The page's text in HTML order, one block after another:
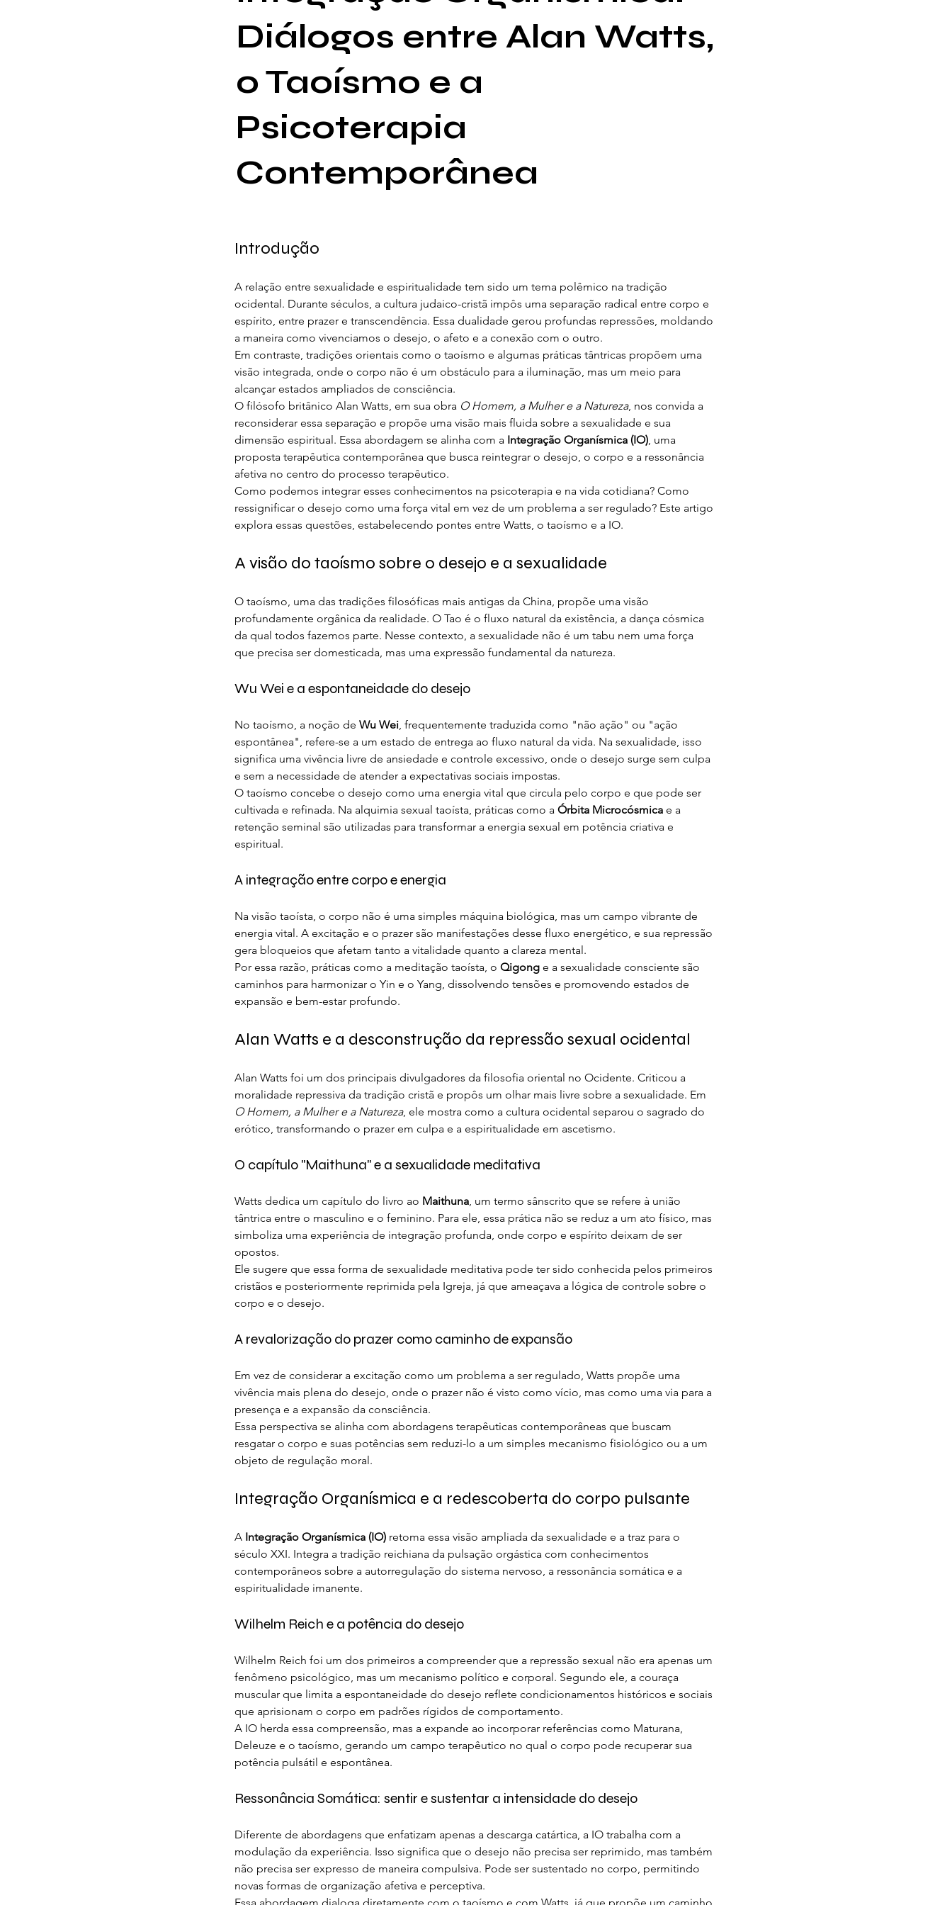
Diálogos entre Alan Watts,
o Taoísmo e a
Psicoterapia
Contemporânea
Introdução
A relação entre sexualidade e espiritualidade tem sido um tema polêmico na tradição
ocidental. Durante séculos, a cultura judaico-cristã impôs uma separação radical entre corpo e
espírito, entre prazer e transcendência. Essa dualidade gerou profundas repressões, moldando
a maneira como vivenciamos o desejo, o afeto e a conexão com o outro.
Em contraste, tradições orientais como o taoísmo e algumas práticas tântricas propõem uma
visão integrada, onde o corpo não é um obstáculo para a iluminação, mas um meio para
alcançar estados ampliados de consciência.
O filósofo britânico Alan Watts, em sua obra O Homem, a Mulher e a Natureza, nos convida a
reconsiderar essa separação e propõe uma visão mais fluida sobre a sexualidade e sua
dimensão espiritual. Essa abordagem se alinha com a Integração Organísmica (IO), uma
proposta terapêutica contemporânea que busca reintegrar o desejo, o corpo e a ressonância
afetiva no centro do processo terapêutico.
Como podemos integrar esses conhecimentos na psicoterapia e na vida cotidiana? Como
ressignificar o desejo como uma força vital em vez de um problema a ser regulado? Este artigo
explora essas questões, estabelecendo pontes entre Watts, o taoísmo e a IO.
A visão do taoísmo sobre o desejo e a sexualidade
O taoísmo, uma das tradições filosóficas mais antigas da China, propõe uma visão
profundamente orgânica da realidade. O Tao é o fluxo natural da existência, a dança cósmica
da qual todos fazemos parte. Nesse contexto, a sexualidade não é um tabu nem uma força
que precisa ser domesticada, mas uma expressão fundamental da natureza.
Wu Wei e a espontaneidade do desejo
No taoísmo, a noção de Wu Wei, frequentemente traduzida como "não ação" ou "ação
espontânea", refere-se a um estado de entrega ao fluxo natural da vida. Na sexualidade, isso
significa uma vivência livre de ansiedade e controle excessivo, onde o desejo surge sem culpa
e sem a necessidade de atender a expectativas sociais impostas.
O taoísmo concebe o desejo como uma energia vital que circula pelo corpo e que pode ser
cultivada e refinada. Na alquimia sexual taoísta, práticas como a Órbita Microcósmica e a
retenção seminal são utilizadas para transformar a energia sexual em potência criativa e
espiritual.
A integração entre corpo e energia
Na visão taoísta, o corpo não é uma simples máquina biológica, mas um campo vibrante de
energia vital. A excitação e o prazer são manifestações desse fluxo energético, e sua repressão
gera bloqueios que afetam tanto a vitalidade quanto a clareza mental.
Por essa razão, práticas como a meditação taoísta, o Qigong e a sexualidade consciente são
caminhos para harmonizar o Yin e o Yang, dissolvendo tensões e promovendo estados de
expansão e bem-estar profundo.
Alan Watts e a desconstrução da repressão sexual ocidental
Alan Watts foi um dos principais divulgadores da filosofia oriental no Ocidente. Criticou a
moralidade repressiva da tradição cristã e propôs um olhar mais livre sobre a sexualidade. Em
O Homem, a Mulher e a Natureza, ele mostra como a cultura ocidental separou o sagrado do
erótico, transformando o prazer em culpa e a espiritualidade em ascetismo.
O capítulo "Maithuna" e a sexualidade meditativa
Watts dedica um capítulo do livro ao Maithuna, um termo sânscrito que se refere à união
tântrica entre o masculino e o feminino. Para ele, essa prática não se reduz a um ato físico, mas
simboliza uma experiência de integração profunda, onde corpo e espírito deixam de ser
opostos.
Ele sugere que essa forma de sexualidade meditativa pode ter sido conhecida pelos primeiros
cristãos e posteriormente reprimida pela Igreja, já que ameaçava a lógica de controle sobre o
corpo e o desejo.
A revalorização do prazer como caminho de expansão
Em vez de considerar a excitação como um problema a ser regulado, Watts propõe uma
vivência mais plena do desejo, onde o prazer não é visto como vício, mas como uma via para a
presença e a expansão da consciência.
Essa perspectiva se alinha com abordagens terapêuticas contemporâneas que buscam
resgatar o corpo e suas potências sem reduzi-lo a um simples mecanismo fisiológico ou a um
objeto de regulação moral.
Integração Organísmica e a redescoberta do corpo pulsante
A Integração Organísmica (IO) retoma essa visão ampliada da sexualidade e a traz para o
século XXI. Integra a tradição reichiana da pulsação orgástica com conhecimentos
contemporâneos sobre a autorregulação do sistema nervoso, a ressonância somática e a
espiritualidade imanente.
Wilhelm Reich e a potência do desejo
Wilhelm Reich foi um dos primeiros a compreender que a repressão sexual não era apenas um
fenômeno psicológico, mas um mecanismo político e corporal. Segundo ele, a couraça
muscular que limita a espontaneidade do desejo reflete condicionamentos históricos e sociais
que aprisionam o corpo em padrões rígidos de comportamento.
A IO herda essa compreensão, mas a expande ao incorporar referências como Maturana,
Deleuze e o taoísmo, gerando um campo terapêutico no qual o corpo pode recuperar sua
potência pulsátil e espontânea.
Ressonância Somática: sentir e sustentar a intensidade do desejo
Diferente de abordagens que enfatizam apenas a descarga catártica, a IO trabalha com a
modulação da experiência. Isso significa que o desejo não precisa ser reprimido, mas também
não precisa ser expresso de maneira compulsiva. Pode ser sustentado no corpo, permitindo
novas formas de organização afetiva e perceptiva.